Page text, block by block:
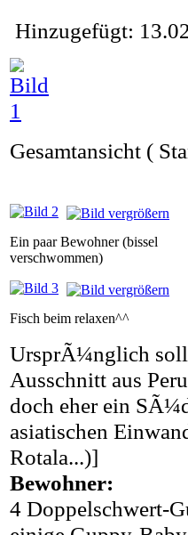
Hinzugefügt:
Gesamtansicht (
Ein paar Bewohner (bissel
verschwommen)
Fisch beim relaxen^^
UrsprÃ¼nglich
Ausschnitt aus
doch eher ein
asiatischen
Rotala...)]
Bewohner:
4 Doppelschwert-